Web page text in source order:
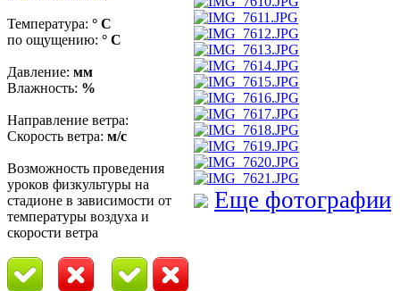
Температура: ° C
по ощущению: ° C
Давление: мм
Влажность: %
Направление ветра:
Скорость ветра: м/с
Возможность проведения
уроков физкультуры на
стадионе в зависимости от
температуры воздуха и
скорости ветра
Еще фотографии